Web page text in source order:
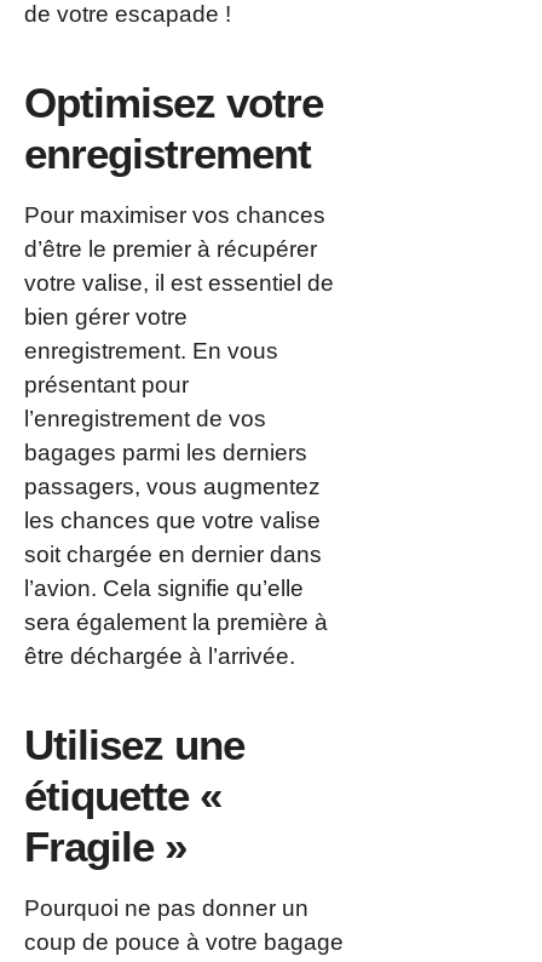
de votre escapade !
Optimisez votre
enregistrement
Pour maximiser vos chances
d’être le premier à récupérer
votre valise, il est essentiel de
bien gérer votre
enregistrement. En vous
présentant pour
l’enregistrement de vos
bagages parmi les derniers
passagers, vous augmentez
les chances que votre valise
soit chargée en dernier dans
l’avion. Cela signifie qu’elle
sera également la première à
être déchargée à l’arrivée.
Utilisez une
étiquette «
Fragile »
Pourquoi ne pas donner un
coup de pouce à votre bagage